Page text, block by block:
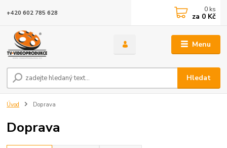
Menu
Hledat
+420 602 785 628 0 ks
za 0 Kč
Úvod Doprava
Doprava